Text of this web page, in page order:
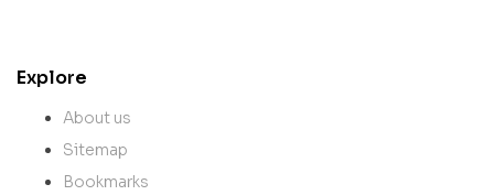
Explore
About us
Sitemap
Bookmarks